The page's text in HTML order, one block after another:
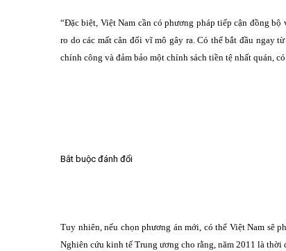
“Đặc biệt, Việt Nam cần có phương pháp tiếp cận đồng
ro do các mất cân đối vĩ mô gây ra. Có thể bắt đầu ngay
chính công và đảm bảo một chính sách tiền tệ nhất quán,
Bắt buộc đánh đổi
Tuy nhiên, nếu chọn phương án mới, có thể Việt Nam sẽ
Nghiên cứu kinh tế Trung ương cho rằng, năm 2011 là